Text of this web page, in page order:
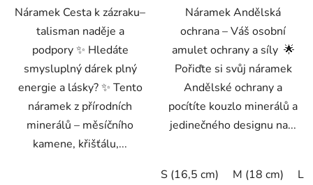
Náramek Cesta k zázraku–
talisman naděje a
podpory ✨ Hledáte
smysluplný dárek plný
energie a lásky? ✨ Tento
náramek z přírodních
minerálů – měsíčního
kamene, křišťálu,...
Náramek Andělská
ochrana – Váš osobní
amulet ochrany a síly 🌟
Pořiďte si svůj náramek
Andělské ochrany a
pocítíte kouzlo minerálů a
jedinečného designu na...
S (16,5 cm) M (18 cm) L